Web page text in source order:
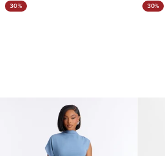
30% 30%